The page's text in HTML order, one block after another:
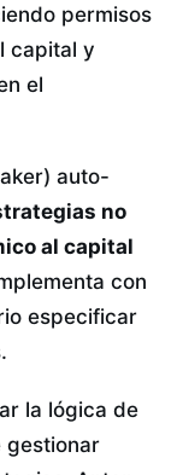
permisos
capital y
el
auto-
no
al capital
con
especificar
la lógica de
gestionar